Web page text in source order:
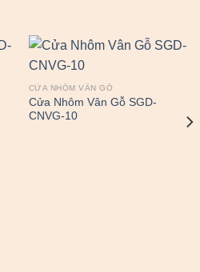
CỬA NHÔM VÂN GỖ
Cửa Nhôm Vân Gỗ SGD-
CNVG-10